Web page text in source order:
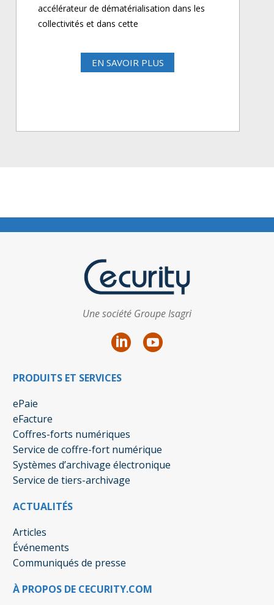
accélérateur de dématérialisation dans les
collectivités et dans cette
EN SAVOIR PLUS
Une société Groupe Isagri
PRODUITS ET SERVICES
ePaie
eFacture
Coffres-forts numériques
Service de coffre-fort numérique
Systèmes d’archivage électronique
Service de tiers-archivage
ACTUALITÉS
Articles
Événements
Communiqués de presse
À PROPOS DE CECURITY.COM